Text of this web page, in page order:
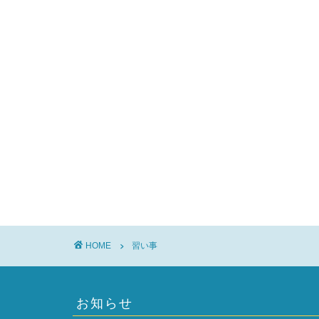
HOME 習い事
お知らせ